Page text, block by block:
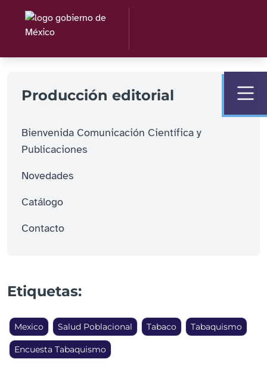
Producción editorial
Bienvenida Comunicación Científica y
Publicaciones
Novedades
Catálogo
Contacto
Etiquetas:
Mexico Salud Poblacional Tabaco Tabaquismo
Encuesta Tabaquismo